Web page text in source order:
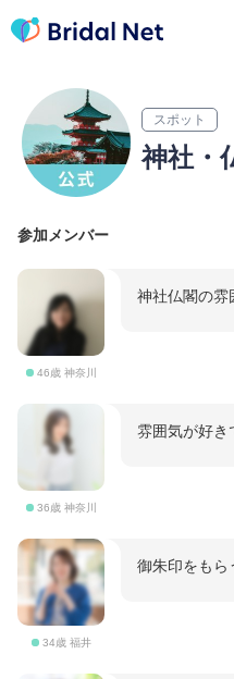
スポット
神社・
参加メンバー
46歳 神奈川
神社仏閣の雰
36歳 神奈川
雰囲気が好き
34歳 福井
御朱印をもら